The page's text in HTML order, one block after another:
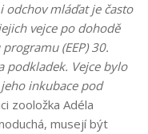
odchov mláďat je často
vejce po dohodě
(EEP) 30.
podkladek. Vejce bylo
inkubace pod
zooložka Adéla
musejí být